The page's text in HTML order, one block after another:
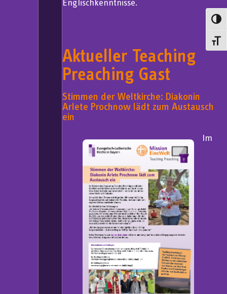
Aktueller Teaching
Preaching Gast
Stimmen der Weltkirche: Diakonin
Arlete Prochnow lädt zum Austausch
ein
Im